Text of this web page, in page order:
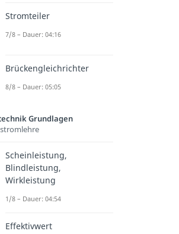
Stromteiler
7/8 – Dauer: 04:16
Brückengleichrichter
8/8 – Dauer: 05:05
Grundlagen
Scheinleistung,
Blindleistung,
Wirkleistung
1/8 – Dauer: 04:54
Effektivwert